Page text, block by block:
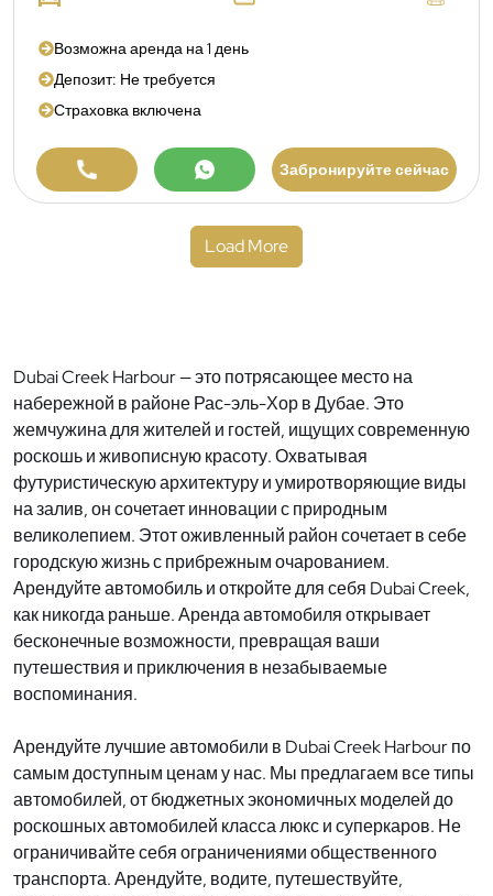
Возможна аренда на 1 день
Депозит: Не требуется
Страховка включена
Забронируйте сейчас
Load More
Dubai Creek Harbour — это потрясающее место на
набережной в районе Рас-эль-Хор в Дубае. Это
жемчужина для жителей и гостей, ищущих современную
роскошь и живописную красоту. Охватывая
футуристическую архитектуру и умиротворяющие виды
на залив, он сочетает инновации с природным
великолепием. Этот оживленный район сочетает в себе
городскую жизнь с прибрежным очарованием.
Арендуйте автомобиль и откройте для себя Dubai Creek,
как никогда раньше. Аренда автомобиля открывает
бесконечные возможности, превращая ваши
путешествия и приключения в незабываемые
воспоминания.
Арендуйте лучшие автомобили в Dubai Creek Harbour по
самым доступным ценам у нас. Мы предлагаем все типы
автомобилей, от бюджетных экономичных моделей до
роскошных автомобилей класса люкс и суперкаров. Не
ограничивайте себя ограничениями общественного
транспорта. Арендуйте, водите, путешествуйте,